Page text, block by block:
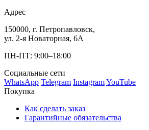
Адрес
150000, г. Петропавловск,
ул. 2-я Новаторная, 6А
ПН-ПТ: 9:00–18:00
Социальные сети
WhatsApp Telegram InstagramYouTube
Покупка
Как сделать заказ
Гарантийные обязательства